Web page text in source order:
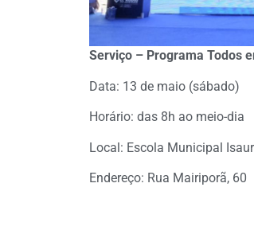
Serviço – Programa Todos
Data: 13 de maio (sábado)
Horário: das 8h ao meio-dia
Local: Escola Municipal
Endereço: Rua Mairiporã, 60